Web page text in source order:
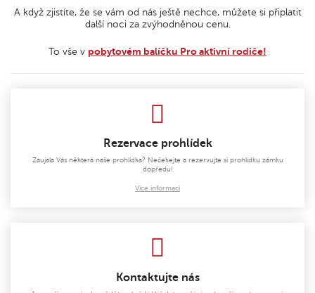
A když zjistíte, že se vám od nás ještě nechce, můžete si připlatit
další noci za zvýhodněnou cenu.
To vše v pobytovém balíčku Pro aktivní rodiče!
Rezervace prohlídek
Zaujala Vás některá naše prohlídka? Nečekejte a rezervujte si prohlídku zámku
dopředu!
Více informací
Kontaktujte nás